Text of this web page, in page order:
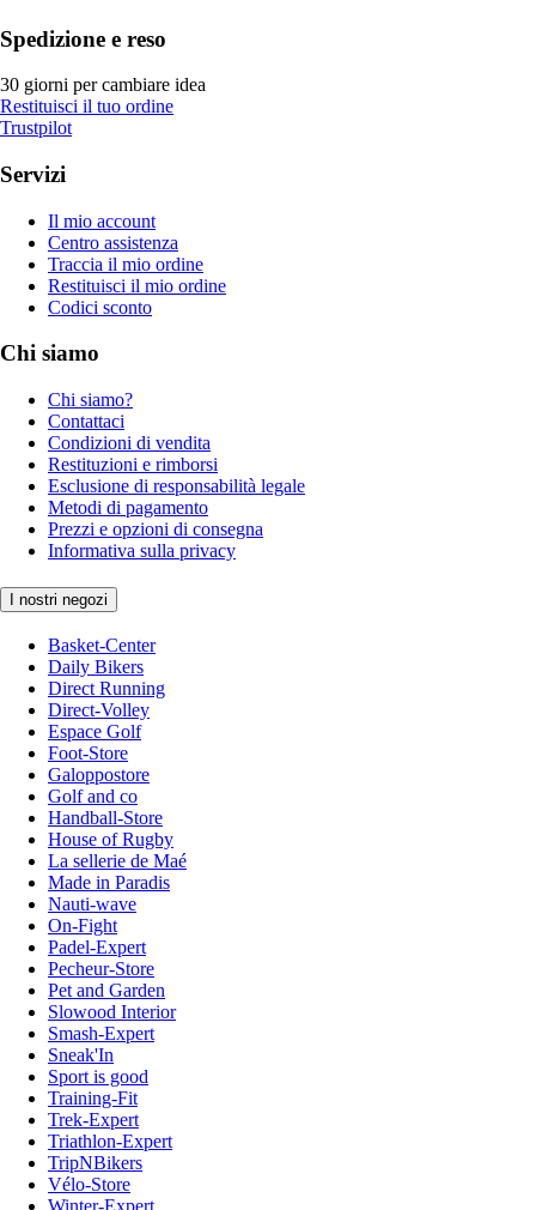
Spedizione e reso
30 giorni per cambiare idea
Restituisci il tuo ordine
Trustpilot
Servizi
Il mio account
Centro assistenza
Traccia il mio ordine
Restituisci il mio ordine
Codici sconto
Chi siamo
Chi siamo?
Contattaci
Condizioni di vendita
Restituzioni e rimborsi
Esclusione di responsabilità legale
Metodi di pagamento
Prezzi e opzioni di consegna
Informativa sulla privacy
I nostri negozi
Basket-Center
Daily Bikers
Direct Running
Direct-Volley
Espace Golf
Foot-Store
Galoppostore
Golf and co
Handball-Store
House of Rugby
La sellerie de Maé
Made in Paradis
Nauti-wave
On-Fight
Padel-Expert
Pecheur-Store
Pet and Garden
Slowood Interior
Smash-Expert
Sneak'In
Sport is good
Training-Fit
Trek-Expert
Triathlon-Expert
TripNBikers
Vélo-Store
Winter-Expert